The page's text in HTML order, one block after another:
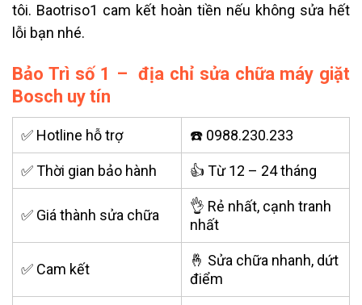
tôi. Baotriso1 cam kết hoàn tiền nếu không sửa hết
lỗi bạn nhé.
Bảo Trì số 1 – địa chỉ sửa chữa máy giặt
Bosch uy tín
✅ Hotline hỗ trợ ☎️ 0988.230.233
✅ Thời gian bảo hành 👍 Từ 12 – 24 tháng
✅ Giá thành sửa chữa
👌 Rẻ nhất, cạnh tranh
nhất
✅ Cam kết
🤞 Sửa chữa nhanh, dứt
điểm